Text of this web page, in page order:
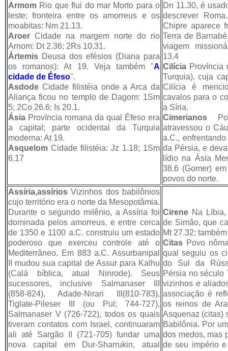
Armom Rio que flui do mar Morto para o
leste; fronteira entre os amorreus e os
moabitas: Nm 21.13.
Aroer Cidade na margem norte do rio
Arnom: Dt 2.36; 2Rs 10.31.
Ártemis Deusa dos efésios (Diana para
os romanos): At 19. Veja também "A
cidade de Éfeso".
Asdode Cidade filistéia onde a Arca da
Aliança ficou no templo de Dagom: 1Sm
5; 2Co 26.6; Is 20.1.
Ásia Província romana da qual Éfeso era
a capital; parte ocidental da Turquia
moderna: At 19.
Asquelom Cidade filistéia: Jz 1.18; 1Sm
6.17
Dn 11.30, é
descrever
Chipre aparece
Terra de
viagem
13.4
Cilícia Província
Turquia), cuja
Cilícia é
cavalos para o
a Síria.
Cimerianos
atravessou o
a.C.,
da Pérsia, e
lídio na Ásia
38.6 (Gomer)
povos do norte.
Assíria,assírios Vizinhos dos babilônios
cujo território era o norte da Mesopotâmia.
Durante o segundo milênio, a Assíria foi
dominada pelos amorreus, e entre cerca
de 1350 e 1100 a.C. construiu um estado
poderoso que exerceu controle até o
Mediterrâneo. Em 883 a.C. Assurbanipal
II mudou sua capital de Assur para Kalhu
(Calá bíblica, atual Ninrode). Seus
sucessores, inclusive Salmanaser III
(858-824), Adade-Nirari III(810-783),
Tiglate-Pileser III (ou Pul; 744-727),
Salmanaser V (726-722), todos os quais
tiveram contatos com Israel, continuaram
ali até Sargão II (721-705) fundar uma
nova capital em Dur-Sharrukin, atual
Cirene Na
de Simão, que
Mt 27.32;
Citas Povo
qual seguiu os
do Sul da
Pérsia no século
vizinhos e
associação é
os reinos de
Asquenaz (citas)
Babilônia. Por
dos medos, mas
de seu império